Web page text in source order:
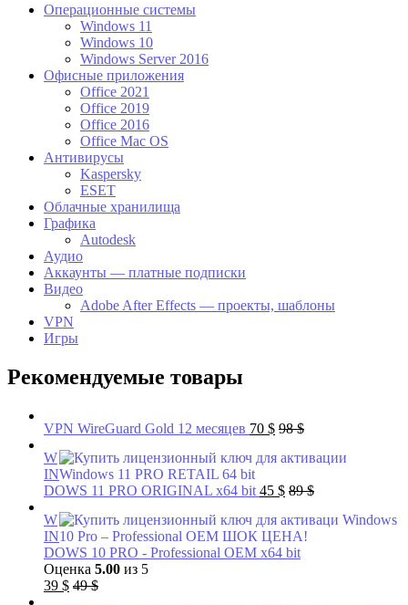
Операционные системы
Windows 11
Windows 10
Windows Server 2016
Офисные приложения
Office 2021
Office 2019
Office 2016
Office Mac OS
Антивирусы
Kaspersky
ESET
Облачные хранилища
Графика
Autodesk
Аудио
Аккаунты — платные подписки
Видео
Adobe After Effects — проекты, шаблоны
VPN
Игры
Рекомендуемые товары
VPN WireGuard Gold 12 месяцев 70 $ 98$
W
IN
DOWS 11 PRO ORIGINAL x64 bit 45 $ 89$
W
IN
DOWS 10 PRO - Professional OEM х64 bit
Оценка 5.00 из 5
39 $ 49$